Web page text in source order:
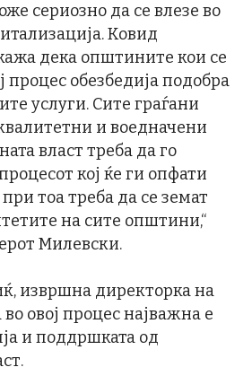
сериозно да се влезе во
Ковид
дека општините кои се
процес обезбедија подобра
услуги. Сите граѓани
и воедначени
власт треба да го
кој ќе ги опфати
тоа треба да се земат
на сите општини,“
Милевски.
извршна директорка на
овој процес најважна е
и поддршката од